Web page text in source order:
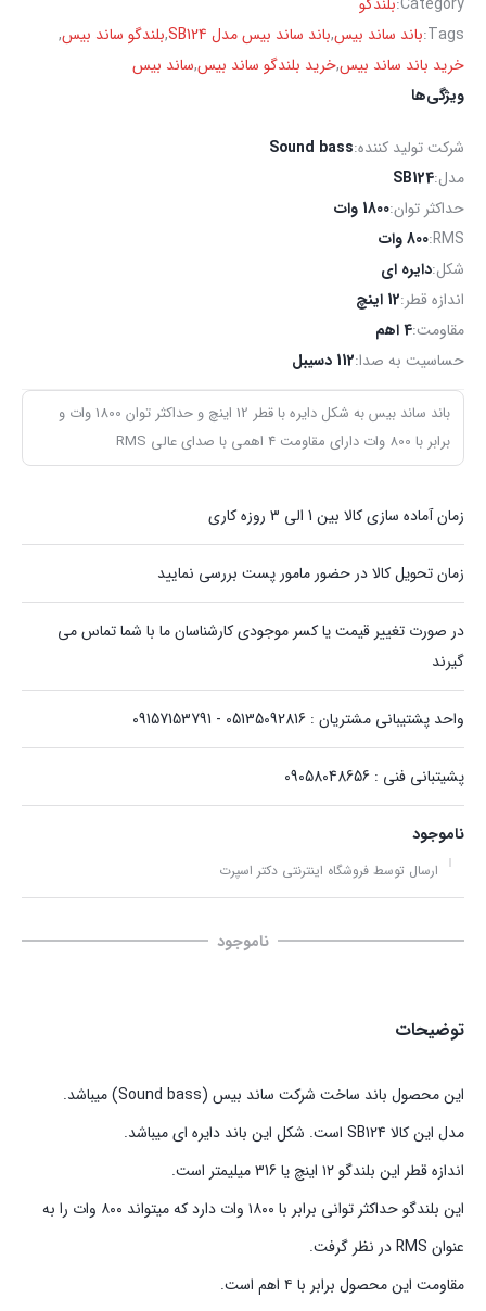
Tags: باند ساند بیس,باند ساند بیس مدل SB124 ,بلندگو ساند بیس,
خرید باند ساند بیس,خرید بلندگو ساند بیس,ساند بیس
ویژگی‌ها
شرکت تولید کننده:Sound bass
مدل:SB124
حداکثر توان:1800 وات
RMS:800 وات
شکل:دایره ای
اندازه قطر:12 اینچ
مقاومت:4 اهم
حساسیت به صدا:112 دسیبل
باند ساند بیس به شکل دایره با قطر 12 اینچ و حداکثر توان 1800 وات و
RMS برابر با 800 وات دارای مقاومت 4 اهمی با صدای عالی
زمان آماده سازی کالا بین 1 الی 3 روزه کاری
زمان تحویل کالا در حضور مامور پست بررسی نمایید
در صورت تغییر قیمت یا کسر موجودی کارشناسان ما با شما تماس می
گیرند
واحد پشتیبانی مشتریان : 05135092816 - 09157153791
پشیتبانی فنی : 09058048656
ناموجود
ارسال توسط فروشگاه اینترنتی دکتر اسپرت
ناموجود
توضیحات
این محصول باند ساخت شرکت ساند بیس (Sound bass) میباشد.
مدل این کالا SB124 است. شکل این باند دایره ای میباشد.
اندازه قطر این بلندگو ۱۲ اینچ یا 316 میلیمتر است.
این بلندگو حداکثر توانی برابر با ۱۸۰۰ وات دارد که میتواند ۸۰۰ وات را به
عنوان RMS در نظر گرفت.
مقاومت این محصول برابر با ۴ اهم است.